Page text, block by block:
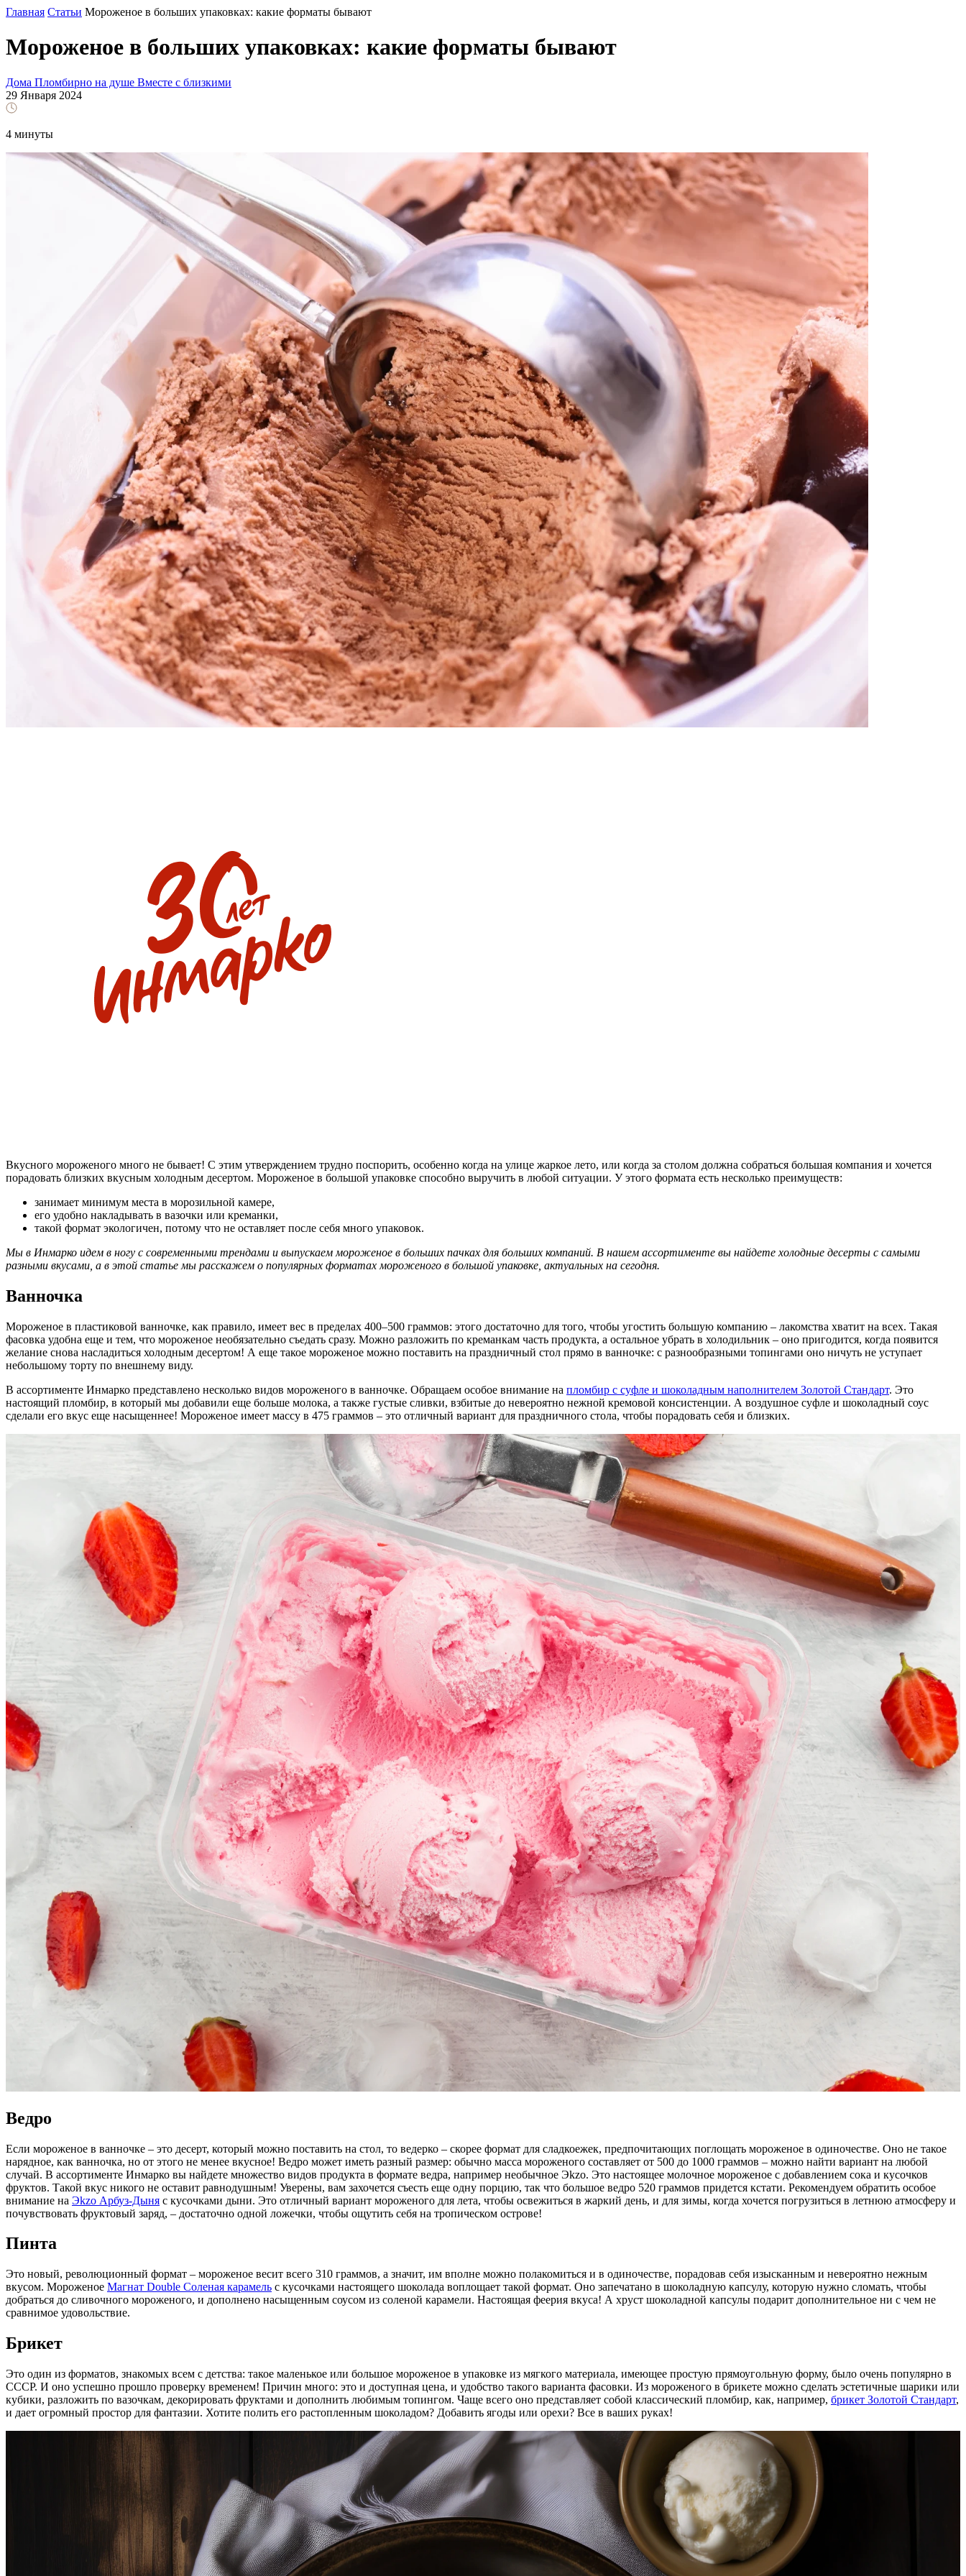
Главная Статьи Мороженое в больших упаковках: какие форматы бывают
Мороженое в больших упаковках: какие форматы бывают
Дома Пломбирно на душе Вместе с близкими
29 Января 2024
4 минуты
Вкусного мороженого много не бывает! С этим утверждением трудно поспорить, особенно когда на улице жаркое лето, или когда за столом должна собраться большая компания и хочется
порадовать близких вкусным холодным десертом. Мороженое в большой упаковке способно выручить в любой ситуации. У этого формата есть несколько преимуществ:
занимает минимум места в морозильной камере,
его удобно накладывать в вазочки или креманки,
такой формат экологичен, потому что не оставляет после себя много упаковок.
Мы в Инмарко идем в ногу с современными трендами и выпускаем мороженое в больших пачках для больших компаний. В нашем ассортименте вы найдете холодные десерты с самыми
разными вкусами, а в этой статье мы расскажем о популярных форматах мороженого в большой упаковке, актуальных на сегодня.
Ванночка
Мороженое в пластиковой ванночке, как правило, имеет вес в пределах 400–500 граммов: этого достаточно для того, чтобы угостить большую компанию – лакомства хватит на всех. Такая
фасовка удобна еще и тем, что мороженое необязательно съедать сразу. Можно разложить по креманкам часть продукта, а остальное убрать в холодильник – оно пригодится, когда появится
желание снова насладиться холодным десертом! А еще такое мороженое можно поставить на праздничный стол прямо в ванночке: с разнообразными топингами оно ничуть не уступает
небольшому торту по внешнему виду.
В ассортименте Инмарко представлено несколько видов мороженого в ванночке. Обращаем особое внимание на пломбир с суфле и шоколадным наполнителем Золотой Стандарт. Это
настоящий пломбир, в который мы добавили еще больше молока, а также густые сливки, взбитые до невероятно нежной кремовой консистенции. А воздушное суфле и шоколадный соус
сделали его вкус еще насыщеннее! Мороженое имеет массу в 475 граммов – это отличный вариант для праздничного стола, чтобы порадовать себя и близких.
Ведро
Если мороженое в ванночке – это десерт, который можно поставить на стол, то ведерко – скорее формат для сладкоежек, предпочитающих поглощать мороженое в одиночестве. Оно не такое
нарядное, как ванночка, но от этого не менее вкусное! Ведро может иметь разный размер: обычно масса мороженого составляет от 500 до 1000 граммов – можно найти вариант на любой
случай. В ассортименте Инмарко вы найдете множество видов продукта в формате ведра, например необычное Эkzo. Это настоящее молочное мороженое с добавлением сока и кусочков
фруктов. Такой вкус никого не оставит равнодушным! Уверены, вам захочется съесть еще одну порцию, так что большое ведро 520 граммов придется кстати. Рекомендуем обратить особое
внимание на Эkzо Арбуз-Дыня с кусочками дыни. Это отличный вариант мороженого для лета, чтобы освежиться в жаркий день, и для зимы, когда хочется погрузиться в летнюю атмосферу и
почувствовать фруктовый заряд, – достаточно одной ложечки, чтобы ощутить себя на тропическом острове!
Пинта
Это новый, революционный формат – мороженое весит всего 310 граммов, а значит, им вполне можно полакомиться и в одиночестве, порадовав себя изысканным и невероятно нежным
вкусом. Мороженое Магнат Double Соленая карамель с кусочками настоящего шоколада воплощает такой формат. Оно запечатано в шоколадную капсулу, которую нужно сломать, чтобы
добраться до сливочного мороженого, и дополнено насыщенным соусом из соленой карамели. Настоящая феерия вкуса! А хруст шоколадной капсулы подарит дополнительное ни с чем не
сравнимое удовольствие.
Брикет
Это один из форматов, знакомых всем с детства: такое маленькое или большое мороженое в упаковке из мягкого материала, имеющее простую прямоугольную форму, было очень популярно в
СССР. И оно успешно прошло проверку временем! Причин много: это и доступная цена, и удобство такого варианта фасовки. Из мороженого в брикете можно сделать эстетичные шарики или
кубики, разложить по вазочкам, декорировать фруктами и дополнить любимым топингом. Чаще всего оно представляет собой классический пломбир, как, например, брикет Золотой Стандарт,
и дает огромный простор для фантазии. Хотите полить его растопленным шоколадом? Добавить ягоды или орехи? Все в ваших руках!